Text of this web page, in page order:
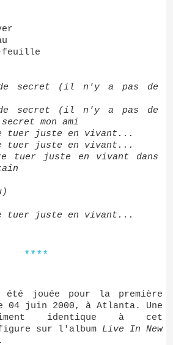
feuille
secret (il n'y a pas de
secret (il n'y a pas de
mon ami
tuer juste en vivant...
tuer juste en vivant...
tuer juste en vivant dans
tuer juste en vivant...
****
04 juin 2000, à Atlanta. Une
identique à cet
sur l'album Live In New